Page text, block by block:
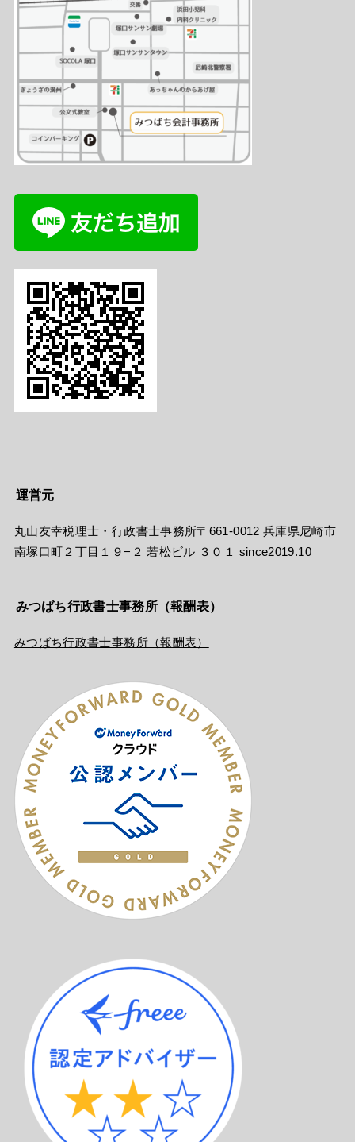
運営元
丸山友幸税理士・行政書士事務所〒661-0012 兵庫県尼崎市
南塚口町２丁目１９−２ 若松ビル ３０１ since2019.10
みつばち行政書士事務所（報酬表）
みつばち行政書士事務所（報酬表）